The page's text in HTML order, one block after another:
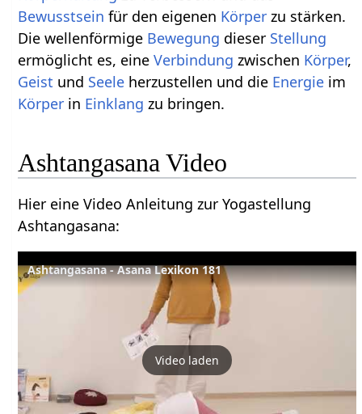
Bewusstsein für den eigenen Körper zu stärken.
Die wellenförmige Bewegung dieser Stellung
ermöglicht es, eineVerbindung zwischen Körper,
Geist und Seele herzustellen und die Energie im
Körper in Einklang zu bringen.
Ashtangasana Video
Hier eine Video Anleitung zur Yogastellung
Ashtangasana:
Ashtangasana - Asana Lexikon 181
Video laden